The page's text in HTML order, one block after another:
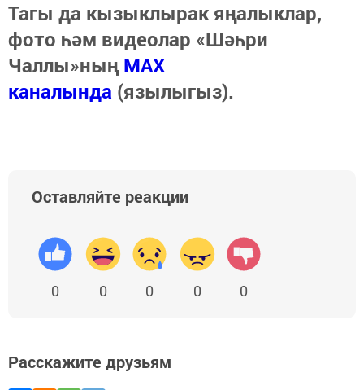
Тагы да кызыклырак яңалыклар,
фото һәм видеолар «Шәһри
Чаллы»ныңMAX
каналында (язылыгыз).
Оставляйте реакции
0 0 0 0 0
Расскажите друзьям